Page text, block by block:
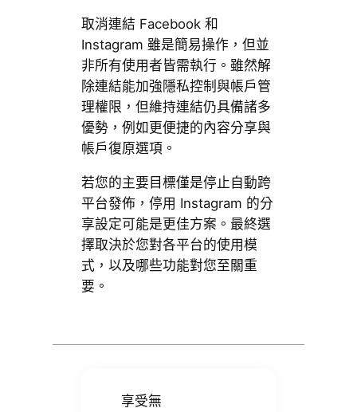
取消連結 Facebook 和
Instagram 雖是簡易操作，但並
非所有使用者皆需執行。雖然解
除連結能加強隱私控制與帳戶管
理權限，但維持連結仍具備諸多
優勢，例如更便捷的內容分享與
帳戶復原選項。
若您的主要目標僅是停止自動跨
平台發佈，停用 Instagram 的分
享設定可能是更佳方案。最終選
擇取決於您對各平台的使用模
式，以及哪些功能對您至關重
要。
享受無